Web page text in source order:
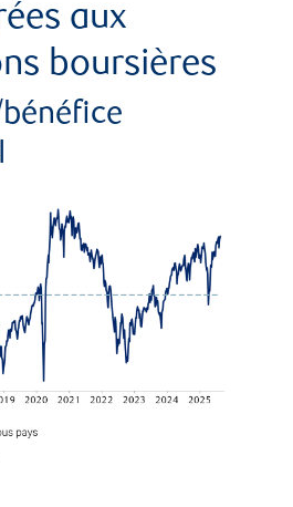
aux
boursières